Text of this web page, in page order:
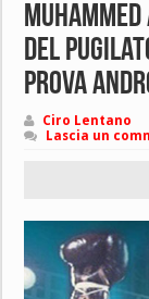
del
prova
Ciro Lentano
Lascia un